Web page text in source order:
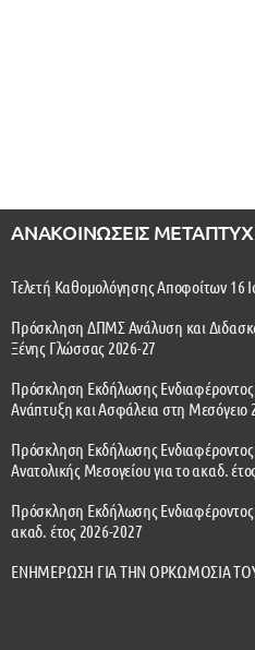
ΑΝΑΚΟΙΝΩΣΕΙΣ
Τελετή Καθομολόγησης Αποφοίτων 16
Πρόσκληση ΔΠΜΣ Ανάλυση και
Ξένης Γλώσσας 2026-27
Πρόσκληση Εκδήλωσης
Ανάπτυξη και Ασφάλεια στη Μεσόγειο
Πρόσκληση Εκδήλωσης
Ανατολικής Μεσογείου για το ακαδ.
Πρόσκληση Εκδήλωσης
ακαδ. έτος 2026-2027
ΕΝΗΜΕΡΩΣΗ ΓΙΑ ΤΗΝ ΟΡΚΩΜΟΣΙΑ